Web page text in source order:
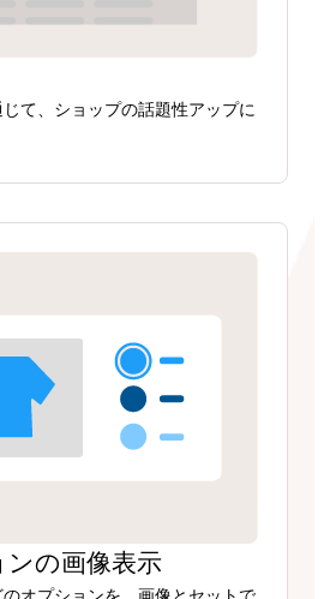
て、ショップの話題性アップに
の画像表示